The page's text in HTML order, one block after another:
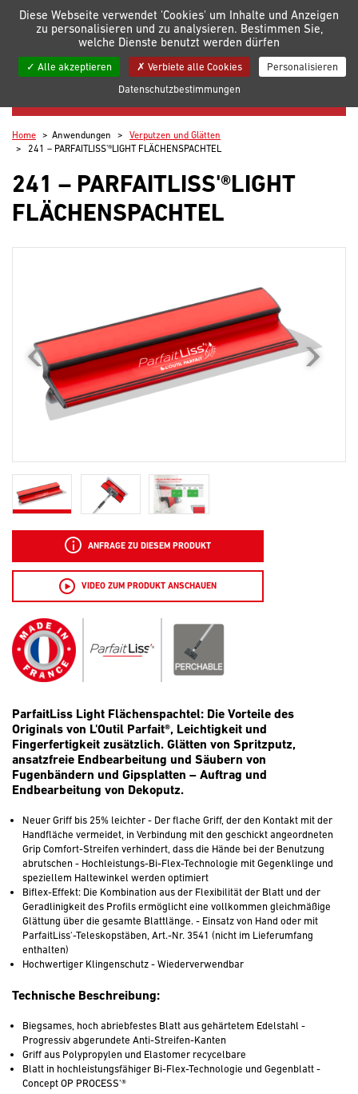
Meine Listen
VERPUTZEN UND GLÄTTEN
Home Anwendungen
Verputzen und Glätten
241 – PARFAITLISS'®LIGHT FLÄCHENSPACHTEL
241 – PARFAITLISS'®LIGHT
FLÄCHENSPACHTEL
ANFRAGE ZU DIESEM PRODUKT
VIDEO ZUM PRODUKT ANSCHAUEN
ParfaitLiss Light Flächenspachtel: Die Vorteile des
Originals von L'Outil Parfait®, Leichtigkeit und
Fingerfertigkeit zusätzlich. Glätten von Spritzputz,
ansatzfreie Endbearbeitung und Säubern von
Fugenbändern und Gipsplatten – Auftrag und
Endbearbeitung von Dekoputz.
Neuer Griff bis 25% leichter - Der flache Griff, der den Kontakt mit der
Handfläche vermeidet, in Verbindung mit den geschickt angeordneten
Grip Comfort-Streifen verhindert, dass die Hände bei der Benutzung
abrutschen - Hochleistungs-Bi-Flex-Technologie mit Gegenklinge und
speziellem Haltewinkel werden optimiert
Biflex-Effekt: Die Kombination aus der Flexibilität der Blatt und der
Geradlinigkeit des Profils ermöglicht eine vollkommen gleichmäßige
Glättung über die gesamte Blattlänge. - Einsatz von Hand oder mit
ParfaitLiss'-Teleskopstäben, Art.-Nr. 3541 (nicht im Lieferumfang
enthalten)
Hochwertiger Klingenschutz - Wiederverwendbar
Technische Beschreibung:
Biegsames, hoch abriebfestes Blatt aus gehärtetem Edelstahl -
Progressiv abgerundete Anti-Streifen-Kanten
Griff aus Polypropylen und Elastomer recycelbare
Blatt in hochleistungsfähiger Bi-Flex-Technologie und Gegenblatt -
Concept OP PROCESS'®
Diese Webseite verwendet 'Cookies' um Inhalte und Anzeigen
zu personalisieren und zu analysieren. Bestimmen Sie,
welche Dienste benutzt werden dürfen
Alle akzeptieren Verbiete alle Cookies
Personalisieren
Datenschutzbestimmungen